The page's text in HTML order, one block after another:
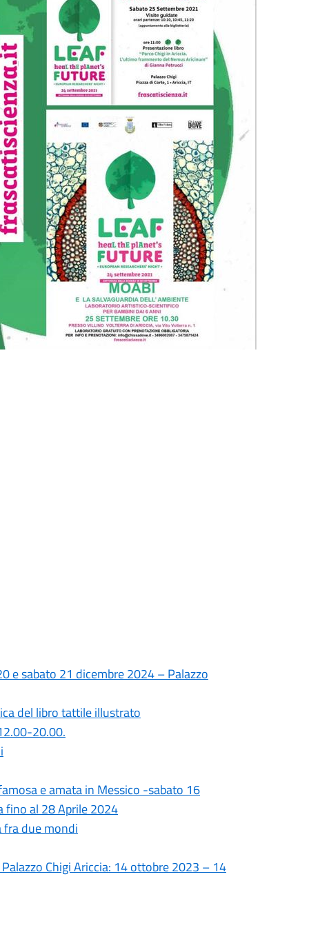
e sabato 21 dicembre 2024 – Palazzo
del libro tattile illustrato
20.00.
e amata in Messico -sabato 16
fino al 28 Aprile 2024
fra due mondi
Chigi Ariccia: 14 ottobre 2023 – 14